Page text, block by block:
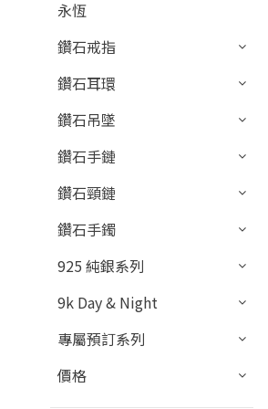
永恆
鑽石戒指
鑽石耳環
鑽石吊墜
鑽石手鏈
鑽石頸鏈
鑽石手鐲
925 純銀系列
9k Day & Night
專屬預訂系列
價格